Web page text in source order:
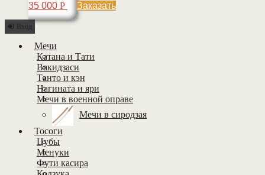
35 000 Р Заказать
Вход
Мечи
Катана и Тати
Вакидзаси
Танто и кэн
Нагината и яри
Мечи в военной оправе
Мечи в сиродзая
Тосоги
Цубы
Менуки
Фути касира